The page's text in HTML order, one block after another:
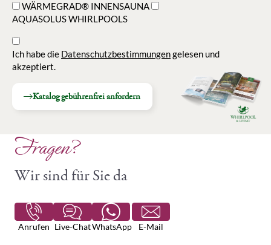
WÄRMEGRAD® INNENSAUNA
AQUASOLUS WHIRLPOOLS
Ich habe die Datenschutzbestimmungengelesen und
akzeptiert.
Katalog gebührenfrei anfordern
Fragen?
Wir sind für Sie da
Anrufen Live-ChatWhatsApp E-Mail